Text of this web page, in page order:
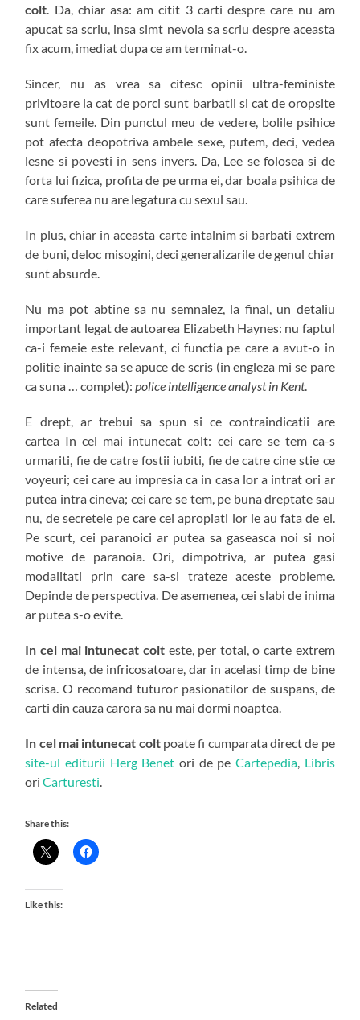
colt. Da, chiar asa: am citit 3 carti despre care nu am
apucat sa scriu, insa simt nevoia sa scriu despre aceasta
fix acum, imediat dupa ce am terminat-o.
Sincer, nu as vrea sa citesc opinii ultra-feministe
privitoare la cat de porci sunt barbatii si cat de oropsite
sunt femeile. Din punctul meu de vedere, bolile psihice
pot afecta deopotriva ambele sexe, putem, deci, vedea
lesne si povesti in sens invers. Da, Lee se folosea si de
forta lui fizica, profita de pe urma ei, dar boala psihica de
care suferea nu are legatura cu sexul sau.
In plus, chiar in aceasta carte intalnim si barbati extrem
de buni, deloc misogini, deci generalizarile de genul chiar
sunt absurde.
Nu ma pot abtine sa nu semnalez, la final, un detaliu
important legat de autoarea Elizabeth Haynes: nu faptul
ca-i femeie este relevant, ci functia pe care a avut-o in
politie inainte sa se apuce de scris (in engleza mi se pare
ca suna … complet):police intelligence analyst in Kent.
E drept, ar trebui sa spun si ce contraindicatii are
cartea In cel mai intunecat colt: cei care se tem ca-s
urmariti, fie de catre fostii iubiti, fie de catre cine stie ce
voyeuri; cei care au impresia ca in casa lor a intrat ori ar
putea intra cineva; cei care se tem, pe buna dreptate sau
nu, de secretele pe care cei apropiati lor le au fata de ei.
Pe scurt, cei paranoici ar putea sa gaseasca noi si noi
motive de paranoia. Ori, dimpotriva, ar putea gasi
modalitati prin care sa-si trateze aceste probleme.
Depinde de perspectiva. De asemenea, cei slabi de inima
ar putea s-o evite.
In cel mai intunecat colteste, per total, o carte extrem
de intensa, de infricosatoare, dar in acelasi timp de bine
scrisa. O recomand tuturor pasionatilor de suspans, de
carti din cauza carora sa nu mai dormi noaptea.
In cel mai intunecat coltpoate fi cumparata direct de pe
site-ul editurii Herg Benet ori de pe Cartepedia, Libris
oriCarturesti.
Share this:
Like this:
Related